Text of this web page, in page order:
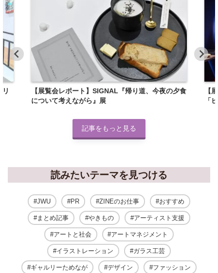
【展覧会レポート】SIGNAL『帰り道、今夜の夕食
について考えながら』展
【
「
記事をもっと見る
読みたいテーマを見つける
JWU PR ZINEのお仕事 おすすめ
まとめ記事 やきもの アーティスト支援
アートと社会 アートマネジメント
イラストレーション ガラス工芸
ギャルリーためなが デザイン ファッション